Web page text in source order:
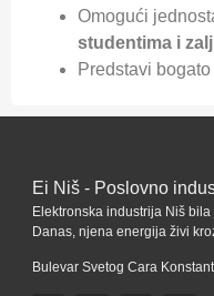
Omogući
studentima i
Predstavi
Ei Niš - Poslovno
Elektronska industrija Niš
Danas, njena energija živi
Bulevar Svetog Cara